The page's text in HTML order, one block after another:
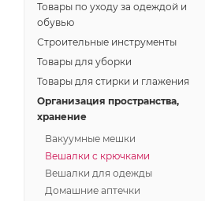
Товары по уходу за одеждой и
обувью
Строительные инструменты
Товары для уборки
Товары для стирки и глажения
Организация пространства,
хранение
Вакуумные мешки
Вешалки с крючками
Вешалки для одежды
Домашние аптечки